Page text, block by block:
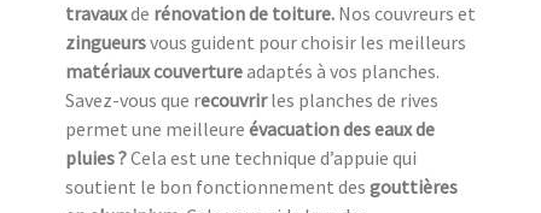
travauxde rénovation de toiture. Nos couvreurs et
zingueursvous guident pour choisir les meilleurs
matériaux couvertureadaptés à vos planches.
Savez-vous que recouvrirles planches de rives
permet une meilleure évacuation des eaux de
pluies ?Cela est une technique d’appuie qui
soutient le bon fonctionnement des gouttières